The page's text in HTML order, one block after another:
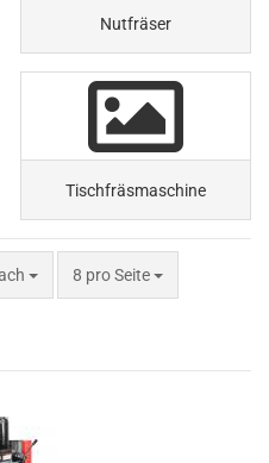
Nutfräser
Tischfräsmaschine
8 pro Seite
pro Seite